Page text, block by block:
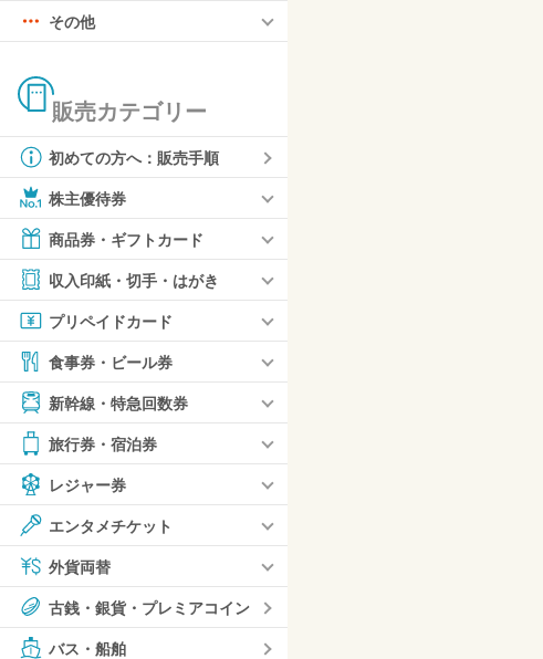
その他
販売カテゴリー
初めての方へ：販売手順
株主優待券
商品券・ギフトカード
収入印紙・切手・はがき
プリペイドカード
食事券・ビール券
新幹線・特急回数券
旅行券・宿泊券
レジャー券
エンタメチケット
外貨両替
古銭・銀貨・プレミアコイン
バス・船舶